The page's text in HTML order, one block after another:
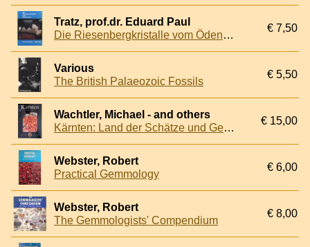
Tratz, prof.dr. Eduard Paul
Die Riesenbergkristalle vom Ödenwinkel
€ 7,50
Various
The British Palaeozoic Fossils
€ 5,50
Wachtler, Michael - and others
Kärnten: Land der Schätze und Geschichten
€ 15,00
Webster, Robert
Practical Gemmology
€ 6,00
Webster, Robert
The Gemmologists' Compendium
€ 8,00